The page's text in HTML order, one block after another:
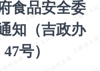
食品安全委
知（吉政办
号）